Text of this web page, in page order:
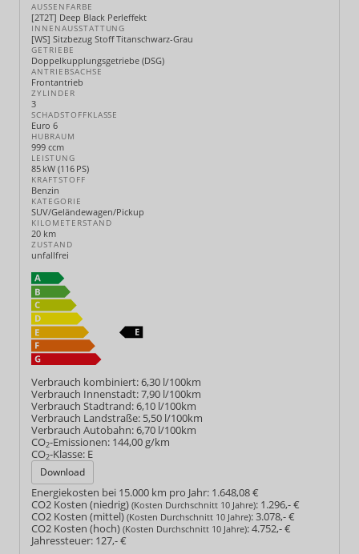
AUSSENFARBE
[2T2T] Deep Black Perleffekt
INNENAUSSTATTUNG
[WS] Sitzbezug Stoff Titanschwarz-Grau
GETRIEBE
Doppelkupplungsgetriebe (DSG)
ANTRIEBSACHSE
Frontantrieb
ZYLINDER
3
SCHADSTOFFKLASSE
Euro 6
HUBRAUM
999 ccm
LEISTUNG
85 kW (116 PS)
KRAFTSTOFF
Benzin
KATEGORIE
SUV/Geländewagen/Pickup
KILOMETERSTAND
20 km
ZUSTAND
unfallfrei
Verbrauch kombiniert:6,30 l/100km
Verbrauch Innenstadt:7,90 l/100km
Verbrauch Stadtrand:6,10 l/100km
Verbrauch Landstraße: 5,50 l/100km
Verbrauch Autobahn:6,70 l/100km
CO2-Emissionen: 144,00 g/km
CO2-Klasse: E
Download
Energiekosten bei 15.000 km pro Jahr: 1.648,08 €
CO2 Kosten (niedrig) (Kosten Durchschnitt 10 Jahre): 1.296,- €
CO2 Kosten (mittel) (Kosten Durchschnitt 10 Jahre):3.078,- €
CO2 Kosten (hoch) (Kosten Durchschnitt 10 Jahre):4.752,- €
Jahressteuer: 127,- €